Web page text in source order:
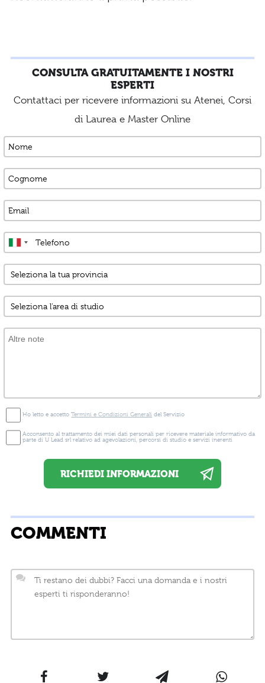
CONSULTA GRATUITAMENTE I NOSTRI
ESPERTI
Contattaci per ricevere informazioni su Atenei, Corsi
di Laurea e Master Online
Ho letto e accettoTermini e Condizioni Generali del Servizio
Acconsento al trattamento dei miei dati personali per ricevere materiale informativo da
parte di U Lead srl relativo ad agevolazioni, percorsi di studio e servizi inerenti
COMMENTI